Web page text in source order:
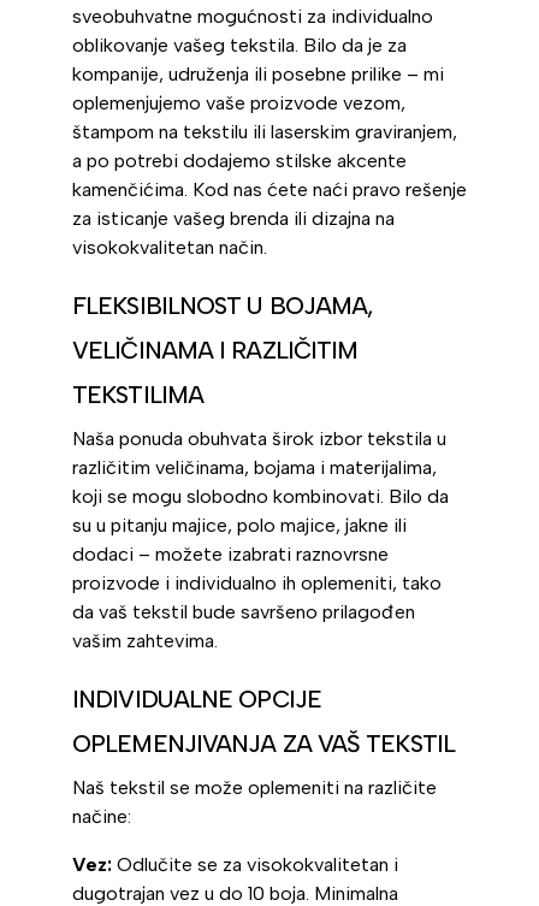
sveobuhvatne mogućnosti za individualno
oblikovanje vašeg tekstila. Bilo da je za
kompanije, udruženja ili posebne prilike – mi
oplemenjujemo vaše proizvode vezom,
štampom na tekstilu ili laserskim graviranjem,
a po potrebi dodajemo stilske akcente
kamenčićima. Kod nas ćete naći pravo rešenje
za isticanje vašeg brenda ili dizajna na
visokokvalitetan način.
FLEKSIBILNOST U BOJAMA,
VELIČINAMA I RAZLIČITIM
TEKSTILIMA
Naša ponuda obuhvata širok izbor tekstila u
različitim veličinama, bojama i materijalima,
koji se mogu slobodno kombinovati. Bilo da
su u pitanju majice, polo majice, jakne ili
dodaci – možete izabrati raznovrsne
proizvode i individualno ih oplemeniti, tako
da vaš tekstil bude savršeno prilagođen
vašim zahtevima.
INDIVIDUALNE OPCIJE
OPLEMENJIVANJA ZA VAŠ TEKSTIL
Naš tekstil se može oplemeniti na različite
načine:
Vez: Odlučite se za visokokvalitetan i
dugotrajan vez u do 10 boja. Minimalna